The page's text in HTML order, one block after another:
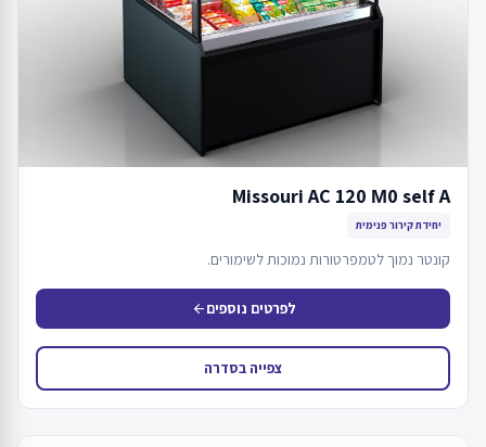
Missouri AC 120 М0 self A
יחידת קירור פנימית
קונטר נמוך לטמפרטורות נמוכות לשימורים.
לפרטים נוספיםarrow_back
צפייה בסדרה